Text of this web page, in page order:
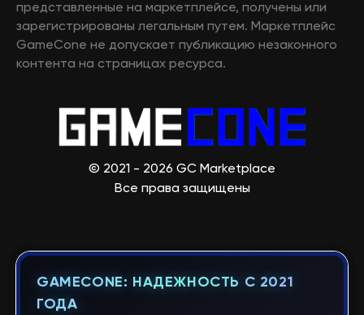
представленные на маркетплейсе, получены или
зарегистрированы легальным путем. Маркетплейс
GameCone не допускает публикацию незаконного
контента на страницах ресурса.
© 2021 - 2026 GC Marketplace
Все права защищены
GAMECONE: НАДЕЖНОСТЬ С 2021
ГОДА